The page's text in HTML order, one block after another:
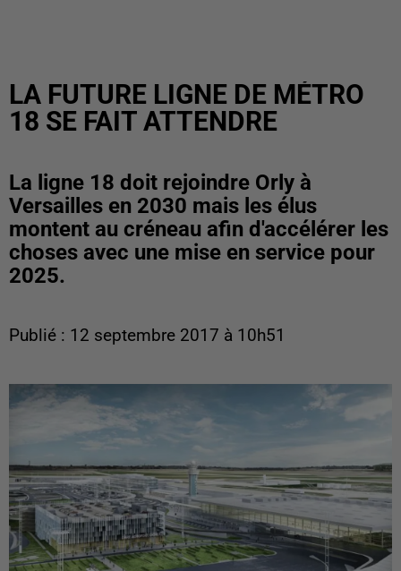
LA FUTURE LIGNE DE MÉTRO
18 SE FAIT ATTENDRE
La ligne 18 doit rejoindre Orly à
Versailles en 2030 mais les élus
montent au créneau afin d'accélérer les
choses avec une mise en service pour
2025.
Publié : 12 septembre 2017 à 10h51